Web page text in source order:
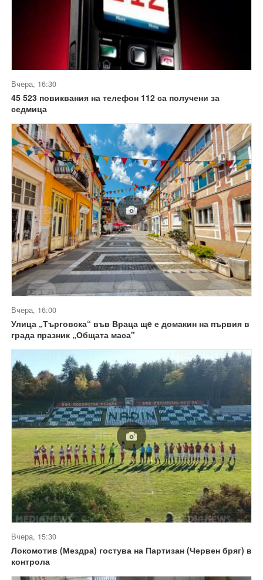
Вчера, 16:30
45 523 повиквания на телефон 112 са получени за
седмица
Вчера, 16:00
Улица „Търговска“ във Враца щe е домакин на първия в
града празник „Общата маса"
Вчера, 15:30
Локомотив (Мездра) гостува на Партизан (Червен бряг) в
контрола